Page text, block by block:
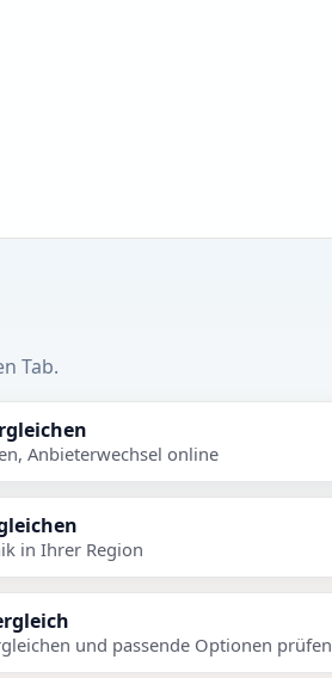
Tab.
Anbieterwechsel online
in Ihrer Region
und passende Optionen prüfen